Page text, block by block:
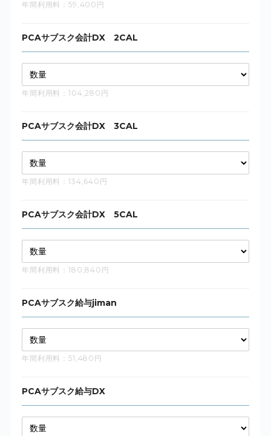
年間利用料：59,400円
PCAサブスク会計DX 2CAL
年間利用料：104,280円
PCAサブスク会計DX 3CAL
年間利用料：134,640円
PCAサブスク会計DX 5CAL
年間利用料：180,840円
PCAサブスク給与jiman
年間利用料：51,480円
PCAサブスク給与DX